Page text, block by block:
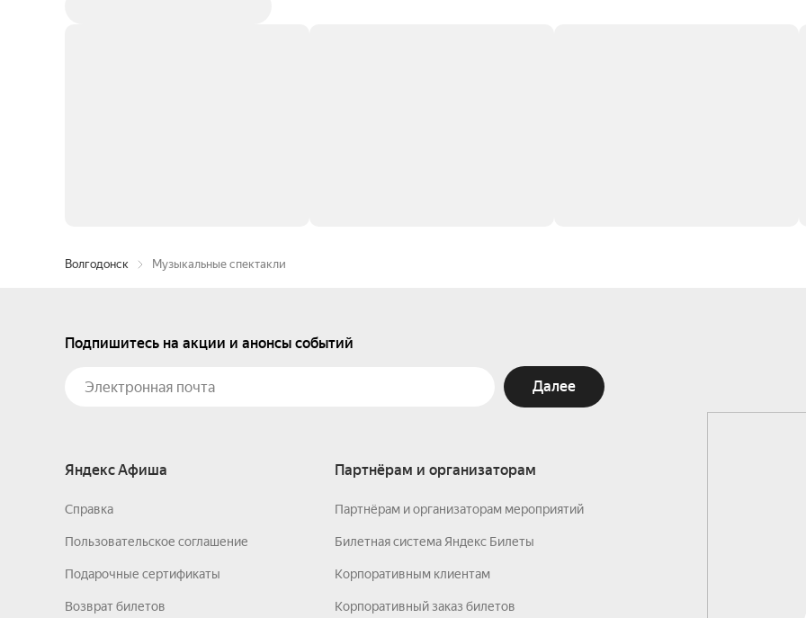
Волгодонск Музыкальные спектакли
Подпишитесь на акции и анонсы событий
Далее
Яндекс Афиша
Справка
Пользовательское соглашение
Подарочные сертификаты
Возврат билетов
Партнёрам и организаторам
Партнёрам и организаторам мероприятий
Билетная система Яндекс Билеты
Корпоративным клиентам
Корпоративный заказ билетов